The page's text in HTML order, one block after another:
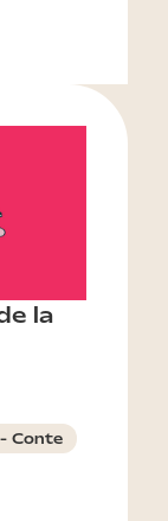
la
Conte